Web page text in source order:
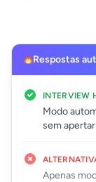
Respostas
INTERVIEW
Modo
sem
Apenas